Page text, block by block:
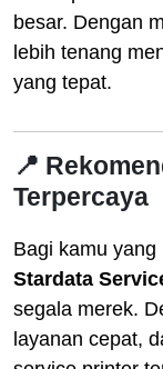
besar. Dengan
lebih tenang
yang tepat.
📍
Terpercaya
Bagi kamu
Stardata
segala merek.
layanan cepat,